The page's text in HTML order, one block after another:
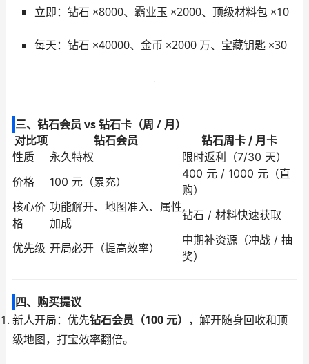
立即：钻石 ×8000、霸业玉 ×2000、顶级材料包 ×10
每天：钻石 ×40000、金币 ×2000 万、宝藏钥匙 ×30
三、钻石会员 vs 钻石卡（周 / 月）
对比项 钻石会员
钻石周卡 / 月卡
性质
永久特权
限时返利（7/30 天）
价格
100 元（累充）
400 元 / 1000 元（直
购）
核心价
格
功能解开、地图准入、属性
加成
钻石 / 材料快速获取
优先级 开局必开（提高效率）
中期补资源（冲战 / 抽
奖）
四、购买提议
新人开局：优先钻石会员（100 元） ，解开随身回收和顶
级地图，打宝效率翻倍。